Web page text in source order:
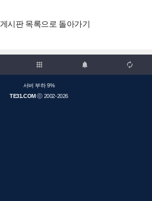
게시판 목록으로 돌아가기
apps  
서버 부하 9%
TE31.COMⓒ 2002-2026